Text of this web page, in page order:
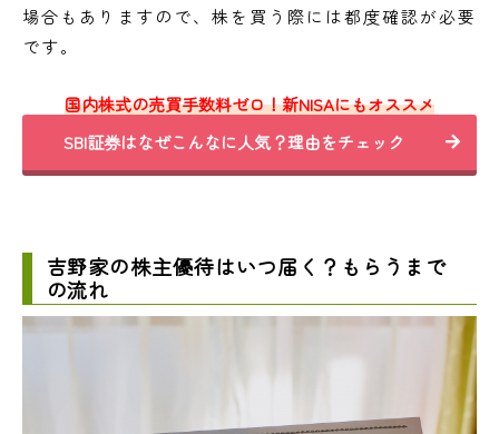
場合もありますので、株を買う際には都度確認が必要
です。
国内株式の売買手数料ゼロ！新NISAにもオススメ
SBI証券はなぜこんなに人気？理由をチェック
吉野家の株主優待はいつ届く？もらうまで
の流れ